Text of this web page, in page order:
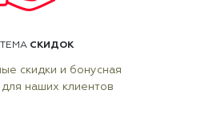
СКИДОК
скидки и бонусная
наших клиентов